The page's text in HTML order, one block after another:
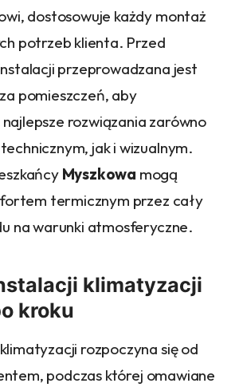
dostosowuje każdy montaż
potrzeb klienta. Przed
przeprowadzana jest
pomieszczeń, aby
rozwiązania zarówno
jak i wizualnym.
Myszkowa mogą
termicznym przez cały
na warunki atmosferyczne.
klimatyzacji
kroku
rozpoczyna się od
podczas której omawiane